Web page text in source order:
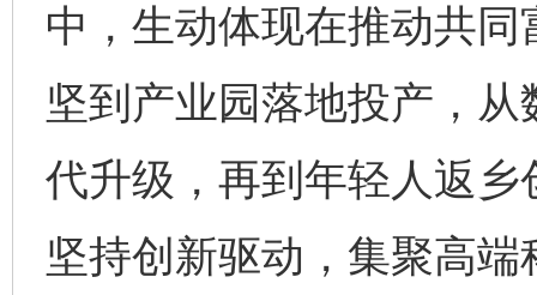
中，生动体现在推动共
坚到产业园落地投产，
代升级，再到年轻人返
坚持创新驱动，集聚高